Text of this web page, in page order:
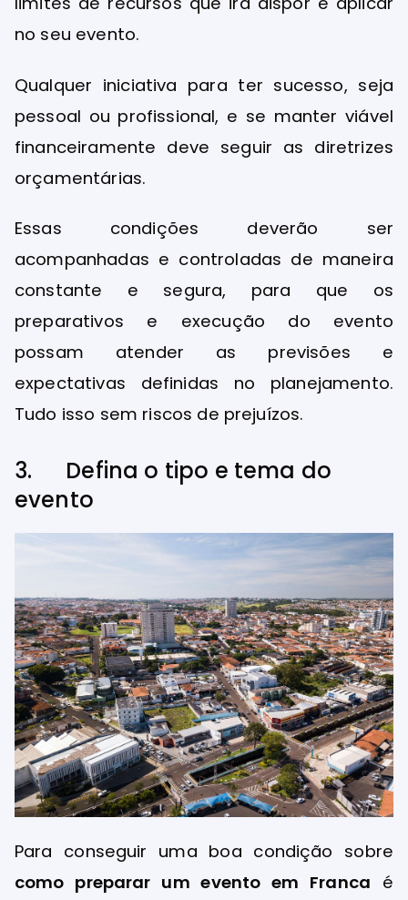
no seu evento.
Qualquer iniciativa para ter sucesso, seja
pessoal ou profissional, e se manter viável
financeiramente deve seguir as diretrizes
orçamentárias.
Essas condições deverão ser
acompanhadas e controladas de maneira
constante e segura, para que os
preparativos e execução do evento
possam atender as previsões e
expectativas definidas no planejamento.
Tudo isso sem riscos de prejuízos.
3. Defina o tipo e tema do
evento
Para conseguir uma boa condição sobre
como preparar um evento em Franca é